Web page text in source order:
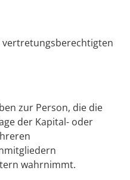
zur Person, die die
der Kapital- oder
wahrnimmt.